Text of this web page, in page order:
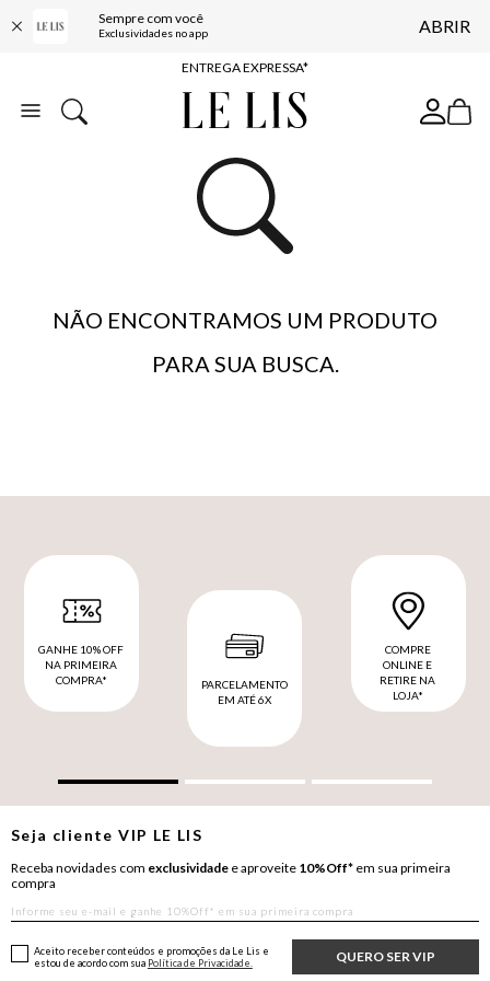
Sempre com você
Exclusividades no app ABRIR
COMPRE ONLINE E RETIRE EM LOJA*
ENTREGA EXPRESSA*
FRETE GRÁTIS*
10% OFF NA PRIMEIRA COMPRA*
NÃO ENCONTRAMOS UM PRODUTO
PARA SUA BUSCA.
GANHE 10% OFF
NA PRIMEIRA
COMPRA*
PARCELAMENTO
EM ATÉ 6X
COMPRE
ONLINE E
RETIRE NA
LOJA*
Seja clienteVIP LE LIS
Receba novidades com exclusividade e aproveite 10%Off* em sua primeira
compra
QUERO SER VIP
Aceito receber conteúdos e promoções da Le Lis e
estou de acordo com sua Política de Privacidade.